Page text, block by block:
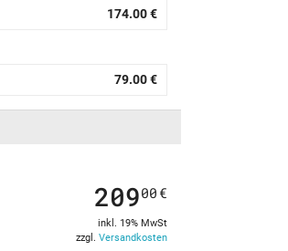
174.00 €
79.00 €
20900 €
inkl. 19% MwSt
zzgl. Versandkosten